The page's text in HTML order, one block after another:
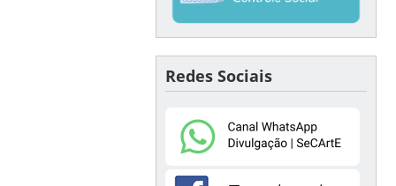
Redes Sociais